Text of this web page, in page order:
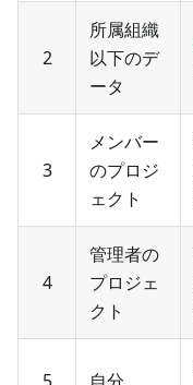
2
所属組織
以下のデ
ータ
3
メンバー
のプロジ
ェクト
4
管理者の
プロジェ
クト